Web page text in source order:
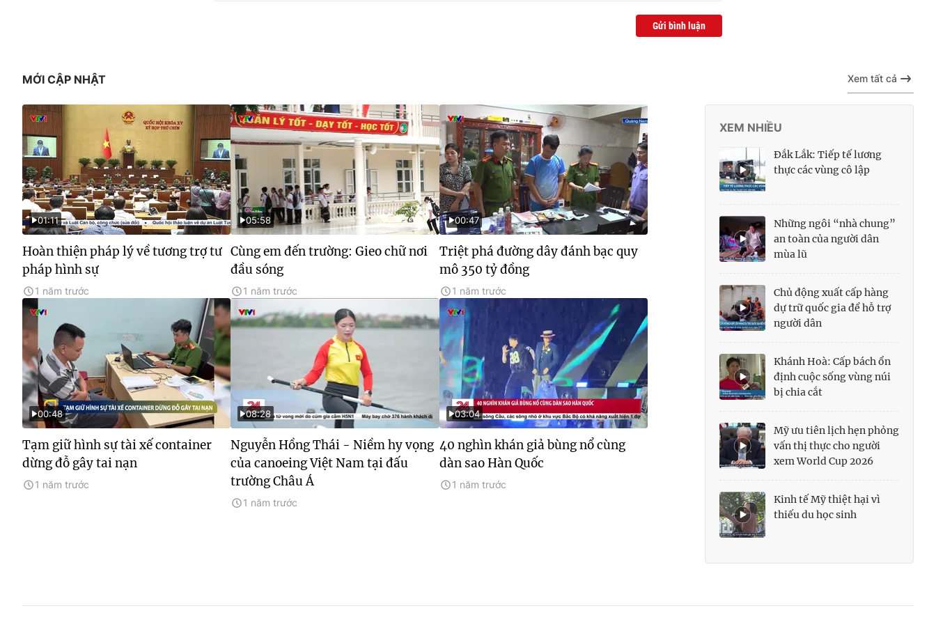
Gửi bình luận
MỚI CẬP NHẬT Xem tất cả
01:11
Hoàn thiện pháp lý về tương trợ tư
pháp hình sự
1 năm trước
05:58
Cùng em đến trường: Gieo chữ nơi
đầu sóng
1 năm trước
00:47
Triệt phá đường dây đánh bạc quy
mô 350 tỷ đồng
1 năm trước
00:48
Tạm giữ hình sự tài xế container
dừng đỗ gây tai nạn
1 năm trước
08:28
Nguyễn Hồng Thái - Niềm hy vọng
của canoeing Việt Nam tại đấu
trường Châu Á
1 năm trước
03:04
40 nghìn khán giả bùng nổ cùng
dàn sao Hàn Quốc
1 năm trước
XEM NHIỀU
Đắk Lắk: Tiếp tế lương
thực các vùng cô lập
Những ngôi “nhà chung”
an toàn của người dân
mùa lũ
Chủ động xuất cấp hàng
dự trữ quốc gia để hỗ trợ
người dân
Khánh Hoà: Cấp bách ổn
định cuộc sống vùng núi
bị chia cắt
Mỹ ưu tiên lịch hẹn phỏng
vấn thị thực cho người
xem World Cup 2026
Kinh tế Mỹ thiệt hại vì
thiếu du học sinh